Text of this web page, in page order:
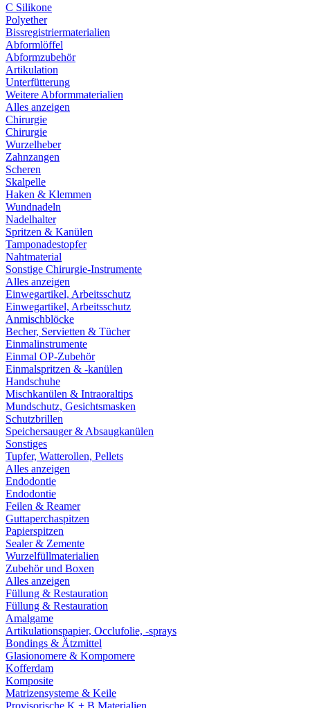
C Silikone
Polyether
Bissregistriermaterialien
Abformlöffel
Abformzubehör
Artikulation
Unterfütterung
Weitere Abformmaterialien
Alles anzeigen
Chirurgie
Chirurgie
Wurzelheber
Zahnzangen
Scheren
Skalpelle
Haken & Klemmen
Wundnadeln
Nadelhalter
Spritzen & Kanülen
Tamponadestopfer
Nahtmaterial
Sonstige Chirurgie-Instrumente
Alles anzeigen
Einwegartikel, Arbeitsschutz
Einwegartikel, Arbeitsschutz
Anmischblöcke
Becher, Servietten & Tücher
Einmalinstrumente
Einmal OP-Zubehör
Einmalspritzen & -kanülen
Handschuhe
Mischkanülen & Intraoraltips
Mundschutz, Gesichtsmasken
Schutzbrillen
Speichersauger & Absaugkanülen
Sonstiges
Tupfer, Watterollen, Pellets
Alles anzeigen
Endodontie
Endodontie
Feilen & Reamer
Guttaperchaspitzen
Papierspitzen
Sealer & Zemente
Wurzelfüllmaterialien
Zubehör und Boxen
Alles anzeigen
Füllung & Restauration
Füllung & Restauration
Amalgame
Artikulationspapier, Occlufolie, -sprays
Bondings & Ätzmittel
Glasionomere & Kompomere
Kofferdam
Komposite
Matrizensysteme & Keile
Provisorische K + B Materialien